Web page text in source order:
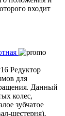
входит
Редуктор
для
Данный
колес,
зубчатое
шестерня).